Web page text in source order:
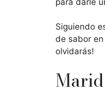
Siguiendo
de sabor
olvidarás!